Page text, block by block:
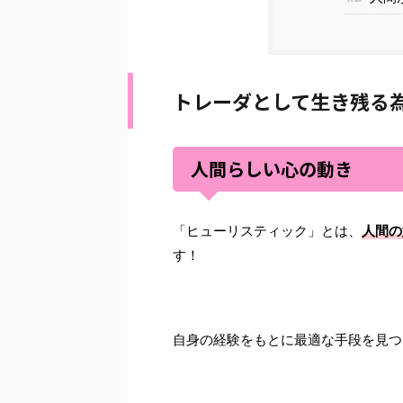
トレーダとして生き残る
人間らしい心の動き
「ヒューリスティック」とは、 人間
す！
自身の経験をもとに最適な手段を見